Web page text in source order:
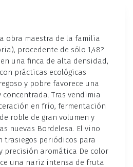
obra maestra de la familia
procedente de sólo 1,48?
una finca de alta densidad,
prácticas ecológicas
y pobre favorece una
Tras vendimia
en frío, fermentación
roble de gran volumen y
nuevas Bordelesa. El vino
trasiegos periódicos para
precisión aromática De color
una nariz intensa de fruta